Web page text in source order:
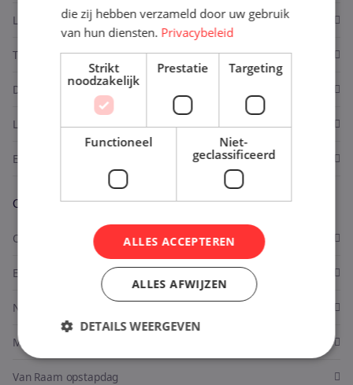
Ligfietsen
Tandems
Duofietsen
Lage instapfietsen
E-bikes
Over Maia
Over ons
Ervaringen
Nieuws
Mogelijkheden
Van Raam opstapdag
die zij hebben verzameld door uw gebruik
van hun diensten. Privacybeleid
Strikt
noodzakelijk
Prestatie Targeting
Functioneel
Niet-
geclassificeerd
ALLES ACCEPTEREN
ALLES AFWIJZEN
DETAILS WEERGEVEN